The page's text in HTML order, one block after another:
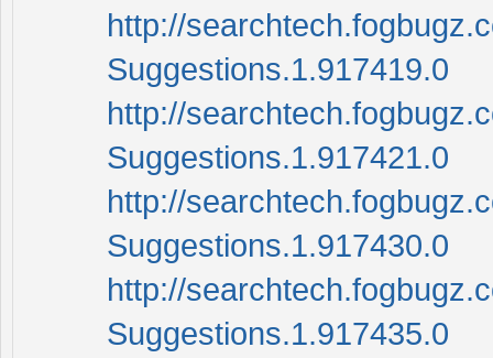
http://
Suggestions.1.917419.0
http://
Suggestions.1.917421.0
http://
Suggestions.1.917430.0
http://
Suggestions.1.917435.0